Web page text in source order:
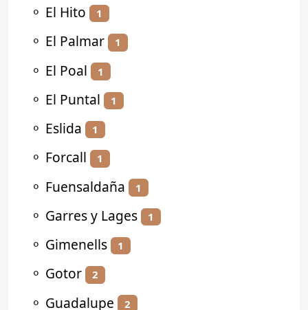
⚬ El Hito 1
⚬ El Palmar 1
⚬ El Poal 1
⚬ El Puntal 1
⚬ Eslida 1
⚬ Forcall 1
⚬ Fuensaldaña 1
⚬ Garres y Lages 1
⚬ Gimenells 1
⚬ Gotor 2
⚬ Guadalupe 2